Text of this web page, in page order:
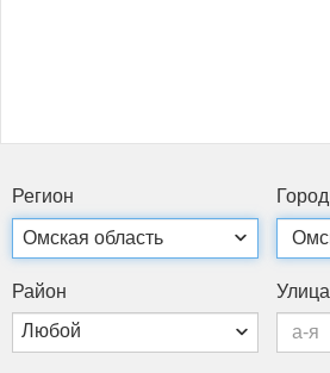
Ре­ги­он Го­род
Рай­он
Любой
Ули­ца